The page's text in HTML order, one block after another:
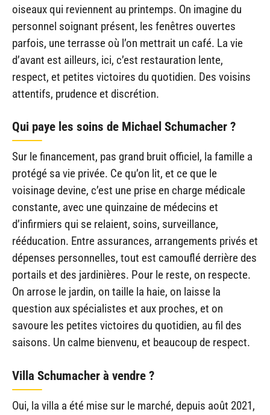
oiseaux qui reviennent au printemps. On imagine du
personnel soignant présent, les fenêtres ouvertes
parfois, une terrasse où l’on mettrait un café. La vie
d’avant est ailleurs, ici, c’est restauration lente,
respect, et petites victoires du quotidien. Des voisins
attentifs, prudence et discrétion.
Qui paye les soins de Michael Schumacher ?
Sur le financement, pas grand bruit officiel, la famille a
protégé sa vie privée. Ce qu’on lit, et ce que le
voisinage devine, c’est une prise en charge médicale
constante, avec une quinzaine de médecins et
d’infirmiers qui se relaient, soins, surveillance,
rééducation. Entre assurances, arrangements privés et
dépenses personnelles, tout est camouflé derrière des
portails et des jardinières. Pour le reste, on respecte.
On arrose le jardin, on taille la haie, on laisse la
question aux spécialistes et aux proches, et on
savoure les petites victoires du quotidien, au fil des
saisons. Un calme bienvenu, et beaucoup de respect.
Villa Schumacher à vendre ?
Oui, la villa a été mise sur le marché, depuis août 2021,